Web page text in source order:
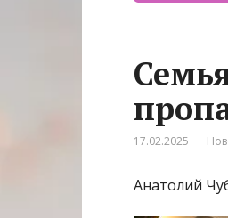
17.02.2025
Анатолий